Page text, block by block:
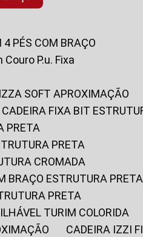
4 PÉS COM BRAÇO
Couro P.u. Fixa
SOFT APROXIMAÇÃO
CADEIRA FIXA BIT
PRETA
PRETA
CROMADA
BRAÇO ESTRUTURA PRETA
PRETA
TURIM COLORIDA
CADEIRA IZZI